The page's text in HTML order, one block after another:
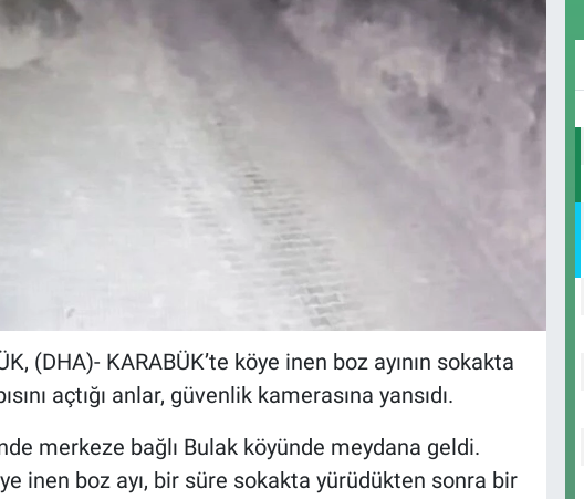
(DHA)- KARABÜK’te köye inen boz ayının sokakta
açtığı anlar, güvenlik kamerasına yansıdı.
merkeze bağlı Bulak köyünde meydana geldi.
inen boz ayı, bir süre sokakta yürüdükten sonra bir